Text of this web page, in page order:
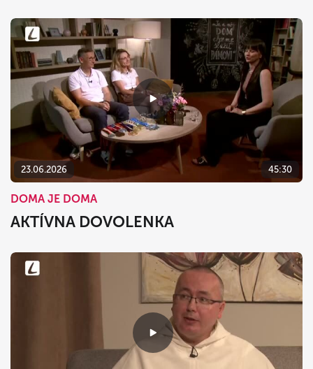
23.06.2026 45:30
DOMA JE DOMA
AKTÍVNA DOVOLENKA